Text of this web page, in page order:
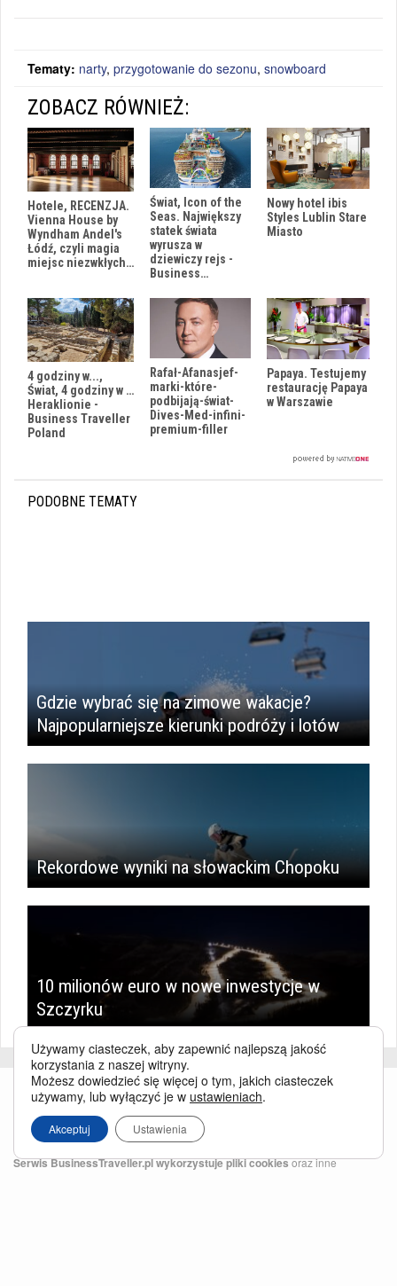
Tematy: narty, przygotowanie do sezonu, snowboard
ZOBACZ RÓWNIEŻ:
Hotele, RECENZJA.
Vienna House by
Wyndham Andel's
Łódź, czyli magia
miejsc niezwkłych…
Świat, Icon of the
Seas. Największy
statek świata
wyrusza w
dziewiczy rejs -
Business…
Nowy hotel ibis
Styles Lublin Stare
Miasto
4 godziny w...,
Świat, 4 godziny w …
Heraklionie -
Business Traveller
Poland
Rafał-Afanasjef-
marki-które-
podbijają-świat-
Dives-Med-infini-
premium-filler
Papaya. Testujemy
restaurację Papaya
w Warszawie
PODOBNE TEMATY
Gdzie wybrać się na zimowe wakacje?
Najpopularniejsze kierunki podróży i lotów
Rekordowe wyniki na słowackim Chopoku
10 milionów euro w nowe inwestycje w
Szczyrku
Serwis BusinessTraveller.pl wykorzystuje pliki cookiesoraz inne
Używamy ciasteczek, aby zapewnić najlepszą jakość
korzystania z naszej witryny.
Możesz dowiedzieć się więcej o tym, jakich ciasteczek
używamy, lub wyłączyć je w ustawieniach.
Akceptuj Ustawienia